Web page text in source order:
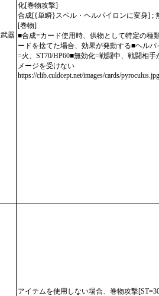
武器
化[巻物攻撃]
合成[{単瞬}スペル・ヘルパイロンに変身] ;
[巻物]
■合成=カード使用時、供物として特定の種
ードを捨てた場合、効果が発動する■ヘルパ
=火、ST70/HP60■無効化=戦闘中、戦闘相手
メージを受けない
https://clib.culdcept.net/images/cards/pyroculus.jpg
アイテムを使用しない場合、巻物攻撃